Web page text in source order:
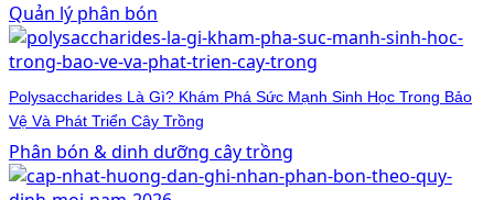
Quản lý phân bón
Polysaccharides Là Gì? Khám Phá Sức Mạnh Sinh Học Trong Bảo
Vệ Và Phát Triển Cây Trồng
Phân bón & dinh dưỡng cây trồng